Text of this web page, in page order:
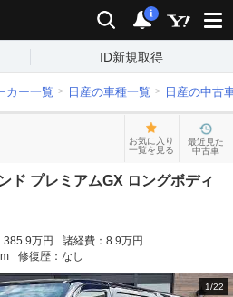
検索 通知
i
ID新規取得
カー一覧 日産の車種一覧 日産の中古
お気に入り
一覧を見る
最近見た
中古車
ド プレミアムGX ロングボディ
385.9万円 諸経費： 8.9万円
修復歴： なし
1/22